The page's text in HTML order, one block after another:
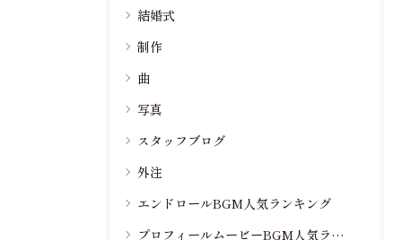
結婚式
制作
曲
写真
スタッフブログ
外注
エンドロールBGM人気ランキング
プロフィールムービーBGM人気ランキング